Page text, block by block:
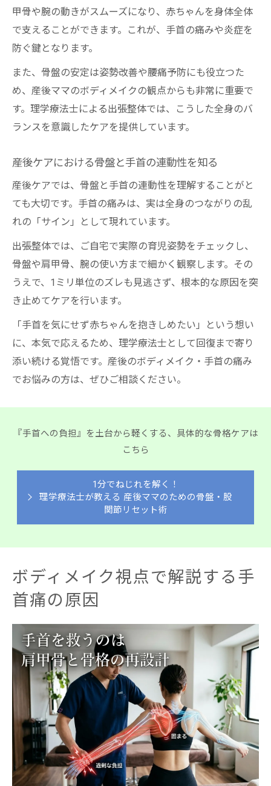
甲骨や腕の動きがスムーズになり、赤ちゃんを身体全体
で支えることができます。これが、手首の痛みや炎症を
防ぐ鍵となります。
また、骨盤の安定は姿勢改善や腰痛予防にも役立つた
め、産後ママのボディメイクの観点からも非常に重要で
す。理学療法士による出張整体では、こうした全身のバ
ランスを意識したケアを提供しています。
産後ケアにおける骨盤と手首の連動性を知る
産後ケアでは、骨盤と手首の連動性を理解することがと
ても大切です。手首の痛みは、実は全身のつながりの乱
れの「サイン」として現れています。
出張整体では、ご自宅で実際の育児姿勢をチェックし、
骨盤や肩甲骨、腕の使い方まで細かく観察します。その
うえで、1ミリ単位のズレも見逃さず、根本的な原因を突
き止めてケアを行います。
「手首を気にせず赤ちゃんを抱きしめたい」という想い
に、本気で応えるため、理学療法士として回復まで寄り
添い続ける覚悟です。産後のボディメイク・手首の痛み
でお悩みの方は、ぜひご相談ください。
『手首への負担』を土台から軽くする、具体的な骨格ケアは
こちら
1分でねじれを解く！
理学療法士が教える 産後ママのための骨盤・股
関節リセット術
ボディメイク視点で解説する手
首痛の原因